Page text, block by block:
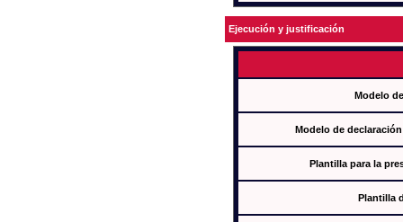
Ejecución y justificación
Modelo
Modelo de
Plantilla para la
Plantilla